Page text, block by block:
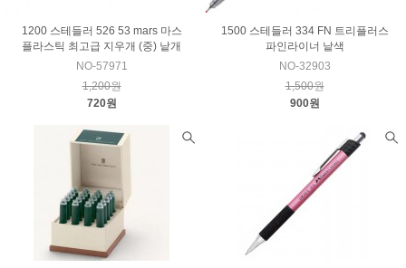
1200 스테들러 526 53 mars 마스
플라스틱 최고급 지우개 (중) 낱개
NO-57971
1,200원
720원
1500 스테들러 334 FN 트리플러스
파인라이너 낱색
NO-32903
1,500원
900원